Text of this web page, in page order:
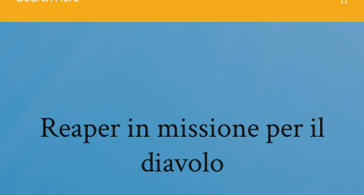
Reaper in missione per il
diavolo